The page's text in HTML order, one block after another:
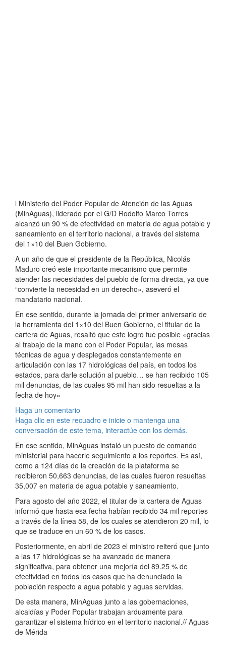
l Ministerio del Poder Popular de Atención de las Aguas
(MinAguas), liderado por el G/D Rodolfo Marco Torres
alcanzó un 90 % de efectividad en materia de agua potable y
saneamiento en el territorio nacional, a través del sistema
del 1×10 del Buen Gobierno.
A un año de que el presidente de la República, Nicolás
Maduro creó este importante mecanismo que permite
atender las necesidades del pueblo de forma directa, ya que
“convierte la necesidad en un derecho», aseveró el
mandatario nacional.
En ese sentido, durante la jornada del primer aniversario de
la herramienta del 1×10 del Buen Gobierno, el titular de la
cartera de Aguas, resaltó que este logro fue posible «gracias
al trabajo de la mano con el Poder Popular, las mesas
técnicas de agua y desplegados constantemente en
articulación con las 17 hidrológicas del país, en todos los
estados, para darle solución al pueblo… se han recibido 105
mil denuncias, de las cuales 95 mil han sido resueltas a la
fecha de hoy»
Haga un comentario
Haga clic en este recuadro e inicie o mantenga una
conversación de este tema, interactúe con los demás.
En ese sentido, MinAguas instaló un puesto de comando
ministerial para hacerle seguimiento a los reportes. Es así,
como a 124 días de la creación de la plataforma se
recibieron 50,663 denuncias, de las cuales fueron resueltas
35,007 en materia de agua potable y saneamiento.
Para agosto del año 2022, el titular de la cartera de Aguas
informó que hasta esa fecha habían recibido 34 mil reportes
a través de la línea 58, de los cuales se atendieron 20 mil, lo
que se traduce en un 60 % de los casos.
Posteriormente, en abril de 2023 el ministro reiteró que junto
a las 17 hidrológicas se ha avanzado de manera
significativa, para obtener una mejoría del 89.25 % de
efectividad en todos los casos que ha denunciado la
población respecto a agua potable y aguas servidas.
De esta manera, MinAguas junto a las gobernaciones,
alcaldías y Poder Popular trabajan arduamente para
garantizar el sistema hídrico en el territorio nacional.// Aguas
de Mérida